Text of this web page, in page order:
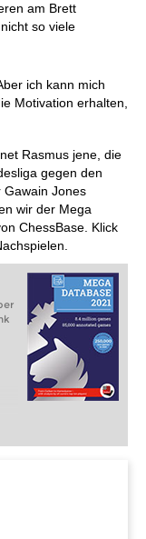
am Brett
so viele
ich kann mich
Motivation erhalten,
Rasmus jene, die
gegen den
Jones
wir der Mega
ChessBase. Klick